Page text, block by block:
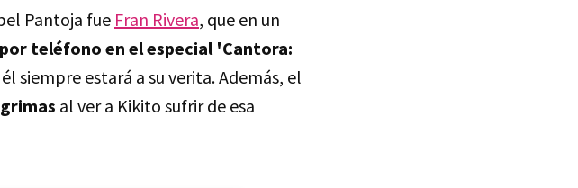
Pantoja fue Fran Rivera, que en un
teléfono en el especial 'Cantora:
siempre estará a su verita. Además, el
al ver a Kikito sufrir de esa